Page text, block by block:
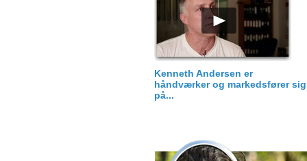
Kenneth Andersen er
håndværker og markedsfører sig
på...